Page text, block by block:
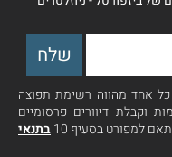
אחד מהווה רשימת תפוצה
וקבלת דיוורים פרסומיים
למפורט בסעיף 10
בתנאי